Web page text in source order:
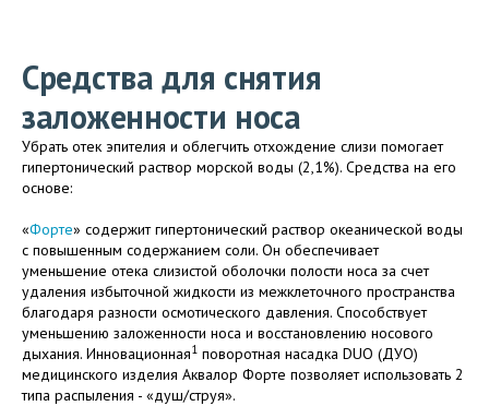
Средства для снятия
заложенности носа
Убрать отек эпителия и облегчить отхождение слизи помогает
гипертонический раствор морской воды (2,1%). Средства на его
основе:
«Форте» содержит гипертонический раствор океанической воды
с повышенным содержанием соли. Он обеспечивает
уменьшение отека слизистой оболочки полости носа за счет
удаления избыточной жидкости из межклеточного пространства
благодаря разности осмотического давления. Способствует
уменьшению заложенности носа и восстановлению носового
дыхания. Инновационная1 поворотная насадка DUO (ДУО)
медицинского изделия Аквалор Форте позволяет использовать 2
типа распыления - «душ/струя».